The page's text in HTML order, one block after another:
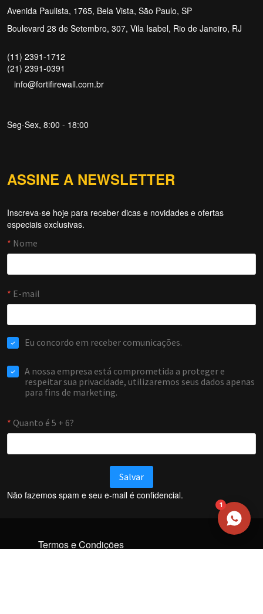
Avenida Paulista, 1765, Bela Vista, São Paulo, SP
Boulevard 28 de Setembro, 307, Vila Isabel, Rio de Janeiro, RJ
(11) 2391-1712
(21) 2391-0391
info@fortifirewall.com.br
Seg-Sex, 8:00 - 18:00
ASSINE A NEWSLETTER
Inscreva-se hoje para receber dicas e novidades e ofertas
especiais exclusivas.
Não fazemos spam e seu e-mail é confidencial.
Termos e Condições
NOME
EMAIL
WHATSAPP / TELEFONE
Solicitar atendimento
1